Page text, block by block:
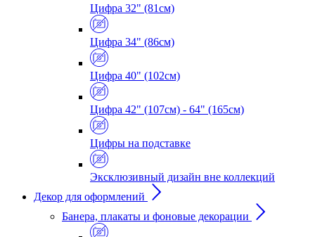
Цифра 32" (81см)
Цифра 34" (86см)
Цифра 40" (102см)
Цифра 42" (107см) - 64" (165см)
Цифры на подставке
Эксклюзивный дизайн вне коллекций
Декор для оформлений
Банера, плакаты и фоновые декорации